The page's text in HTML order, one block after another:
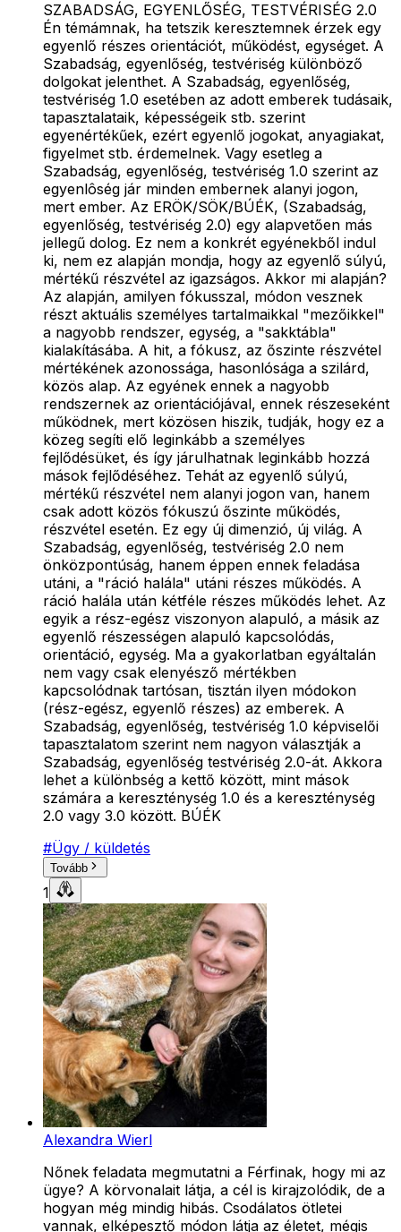
SZABADSÁG, EGYENLŐSÉG, TESTVÉRISÉG 2.0
Én témámnak, ha tetszik keresztemnek érzek egy
egyenlő részes orientációt, működést, egységet. A
Szabadság, egyenlőség, testvériség különböző
dolgokat jelenthet. A Szabadság, egyenlőség,
testvériség 1.0 esetében az adott emberek tudásaik,
tapasztalataik, képességeik stb. szerint
egyenértékűek, ezért egyenlő jogokat, anyagiakat,
figyelmet stb. érdemelnek. Vagy esetleg a
Szabadság, egyenlőség, testvériség 1.0 szerint az
egyenlôség jár minden embernek alanyi jogon,
mert ember. Az ERÖK/SÖK/BÚÉK, (Szabadság,
egyenlőség, testvériség 2.0) egy alapvetően más
jellegű dolog. Ez nem a konkrét egyénekből indul
ki, nem ez alapján mondja, hogy az egyenlő súlyú,
mértékű részvétel az igazságos. Akkor mi alapján?
Az alapján, amilyen fókusszal, módon vesznek
részt aktuális személyes tartalmaikkal "mezőikkel"
a nagyobb rendszer, egység, a "sakktábla"
kialakításába. A hit, a fókusz, az őszinte részvétel
mértékének azonossága, hasonlósága a szilárd,
közös alap. Az egyének ennek a nagyobb
rendszernek az orientációjával, ennek részeseként
működnek, mert közösen hiszik, tudják, hogy ez a
közeg segíti elő leginkább a személyes
fejlődésüket, és így járulhatnak leginkább hozzá
mások fejlődéséhez. Tehát az egyenlő súlyú,
mértékű részvétel nem alanyi jogon van, hanem
csak adott közös fókuszú őszinte működés,
részvétel esetén. Ez egy új dimenzió, új világ. A
Szabadság, egyenlőség, testvériség 2.0 nem
önközpontúság, hanem éppen ennek feladása
utáni, a "ráció halála" utáni részes működés. A
ráció halála után kétféle részes működés lehet. Az
egyik a rész-egész viszonyon alapuló, a másik az
egyenlő részességen alapuló kapcsolódás,
orientáció, egység. Ma a gyakorlatban egyáltalán
nem vagy csak elenyésző mértékben
kapcsolódnak tartósan, tisztán ilyen módokon
(rész-egész, egyenlő részes) az emberek. A
Szabadság, egyenlőség, testvériség 1.0 képviselői
tapasztalatom szerint nem nagyon választják a
Szabadság, egyenlőség testvériség 2.0-át. Akkora
lehet a különbség a kettő között, mint mások
számára a kereszténység 1.0 és a kereszténység
2.0 vagy 3.0 között. BÚÉK
#Ügy / küldetés
Tovább
1
Alexandra Wierl
Nőnek feladata megmutatni a Férfinak, hogy mi az
ügye? A körvonalait látja, a cél is kirajzolódik, de a
hogyan még mindig hibás. Csodálatos ötletei
vannak, elképesztő módon látja az életet, mégis